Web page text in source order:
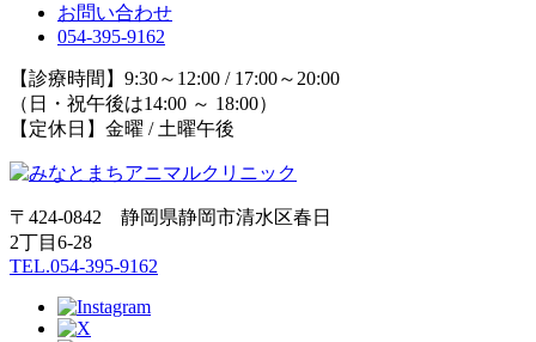
お問い合わせ
054-395-9162
【診療時間】9:30～12:00 / 17:00～20:00
（日・祝午後は14:00 ～ 18:00）
【定休日】金曜 / 土曜午後
〒424-0842 静岡県静岡市清水区春日
2丁目6-28
TEL.054-395-9162